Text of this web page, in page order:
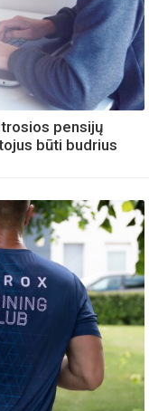
pensijų
būti budrius